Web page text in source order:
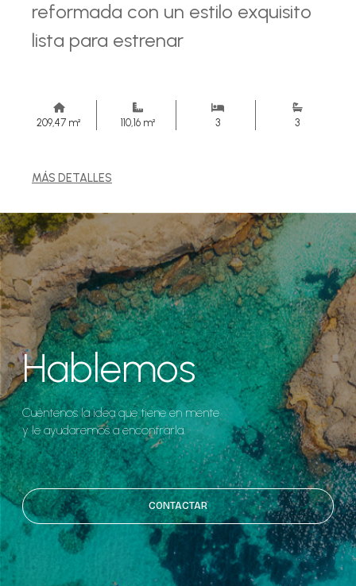
reformada con un estilo exquisito
lista para estrenar
209,47 m² 110,16 m² 3 3
MÁS DETALLES
Hablemos
Cuéntenos la idea que tiene en mente
y le ayudaremos a encontrarla.
CONTACTAR